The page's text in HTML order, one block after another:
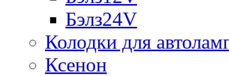
Бэлз24V
Колодки для
Ксенон